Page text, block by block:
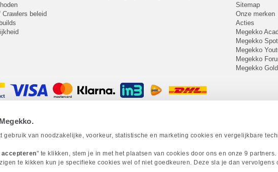
gebruik van noodzakelijke, voorkeur, statistische en marketing cookies en vergelijkbare
" te klikken, stem je in met het plaatsen van cookies door ons en onze 9 partners.
te kikken kun je specifieke cookies wel of niet goedkeuren. Deze sla je dan vervolgens
Crawlers beleid
Sitemap
Onze merken
Acties
Megekko
Megekko
Megekko
Megekko
Megekko